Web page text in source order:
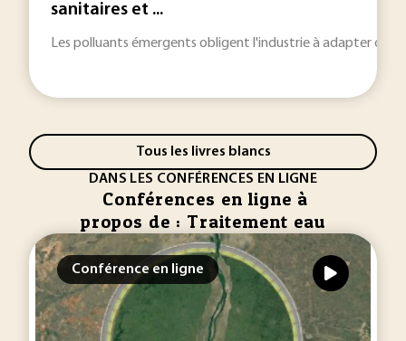
sanitaires et ...
Les polluants émergents obligent l'industrie à adapter
Tous les livres blancs
DANS LES CONFÉRENCES EN LIGNE
Conférences en ligne à
propos de : Traitement eau
Conférence en ligne